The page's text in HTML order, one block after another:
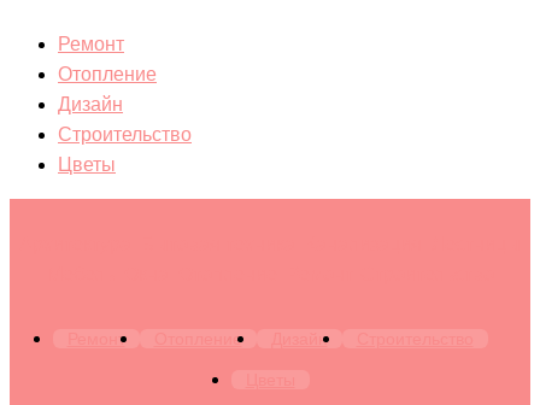
Ремонт
Отопление
Дизайн
Строительство
Цветы
Ремонт Отопление Дизайн